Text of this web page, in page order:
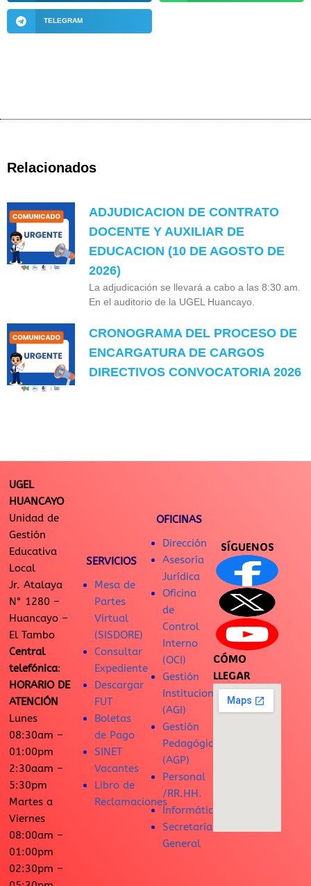
TELEGRAM
Relacionados
ADJUDICACION DE CONTRATO
DOCENTE Y AUXILIAR DE
EDUCACION (10 DE AGOSTO DE
2026)
La adjudicación se llevará a cabo a las 8:30 am.
En el auditorio de la UGEL Huancayo.
CRONOGRAMA DEL PROCESO DE
ENCARGATURA DE CARGOS
DIRECTIVOS CONVOCATORIA 2026
UGEL
HUANCAYO
Unidad de
Gestión
Educativa
Local
Jr. Atalaya
N° 1280 –
Huancayo –
El Tambo
Central
telefónica:
HORARIO DE
ATENCIÓN
Lunes
08:30am –
01:00pm
2:30aam –
5:30pm
Martes a
Viernes
08:00am –
01:00pm
02:30pm –
SERVICIOS
Mesa de
Partes
Virtual
(SISDORE)
Consultar
Expediente
Descargar
FUT
Boletas
de Pago
SINET
Vacantes
Libro de
Reclamaciones
OFICINAS
Dirección
Asesoría
Jurídica
Oficina
de
Control
Interno
(OCI)
Gestión
Institucional
(AGI)
Gestión
Pedagógica
(AGP)
Personal
/RR.HH.
Informática
Secretaría
General
SÍGUENOS
CÓMO
LLEGAR